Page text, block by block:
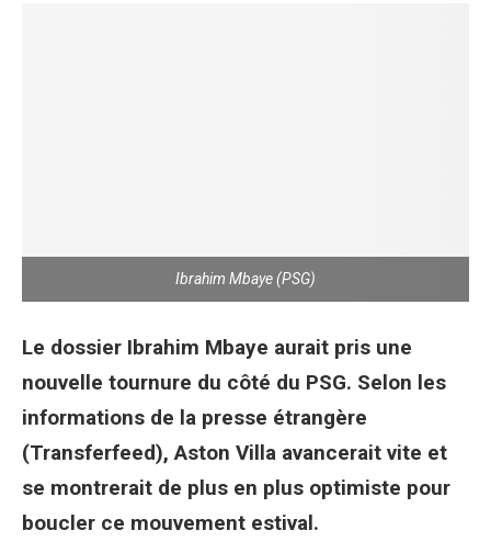
Ibrahim Mbaye (PSG)
Le dossier Ibrahim Mbaye aurait pris une
nouvelle tournure du côté du PSG. Selon les
informations de la presse étrangère
(Transferfeed), Aston Villa avancerait vite et
se montrerait de plus en plus optimiste pour
boucler ce mouvement estival.